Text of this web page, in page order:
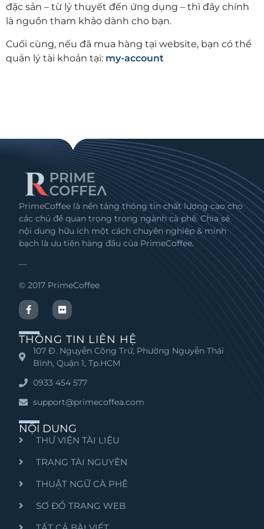
đặc sản – từ lý thuyết đến ứng dụng – thì đây chính
là nguồn tham khảo dành cho bạn.
Cuối cùng, nếu đã mua hàng tại website, bạn có thể
quản lý tài khoản tại: my-account
PrimeCoffee là nền tảng thông tin chất lượng cao cho
các chủ đề quan trọng trong ngành cà phê. Chia sẻ
nội dung hữu ích một cách chuyên nghiệp & minh
bạch là ưu tiên hàng đầu của PrimeCoffee.
—
© 2017 PrimeCoffee
THÔNG TIN LIÊN HỆ
107 Đ. Nguyễn Công Trứ, Phường Nguyễn Thái
Bình, Quận 1, Tp.HCM
0933 454 577
support@primecoffea.com
NỘI DUNG
THƯ VIỆN TÀI LIỆU
TRANG TÀI NGUYÊN
THUẬT NGỮ CÀ PHÊ
SƠ ĐỒ TRANG WEB